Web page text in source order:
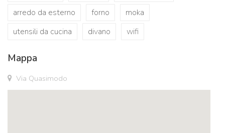
arredo da esterno
forno
moka
utensili da cucina
divano wifi
Mappa
Via Quasimodo